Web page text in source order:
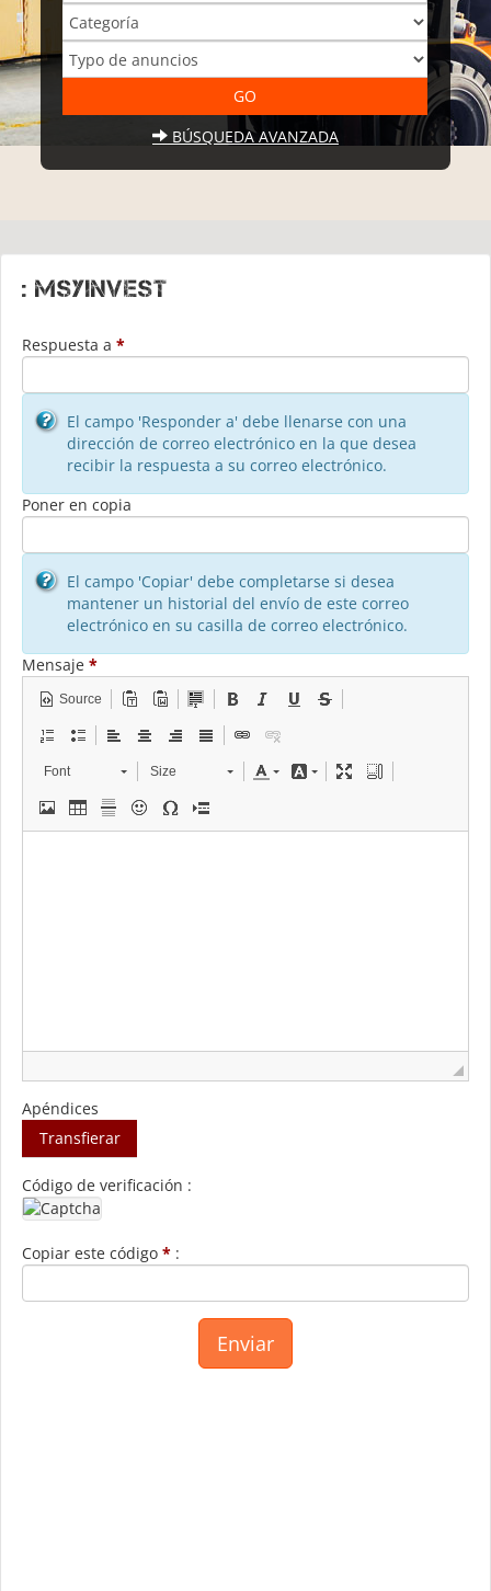
BÚSQUEDA AVANZADA
: msyinvest
Respuesta a *
El campo 'Responder a' debe llenarse con una
dirección de correo electrónico en la que desea
recibir la respuesta a su correo electrónico.
Poner en copia
El campo 'Copiar' debe completarse si desea
mantener un historial del envío de este correo
electrónico en su casilla de correo electrónico.
Mensaje *
Source
Font Size
Apéndices
Transfierar
Código de verificación :
Copiar este código * :